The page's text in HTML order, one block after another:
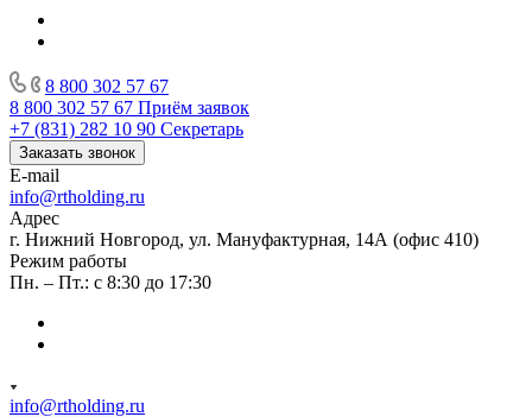
8 800 302 57 67
8 800 302 57 67 Приём заявок
+7 (831) 282 10 90 Секретарь
Заказать звонок
E-mail
info@rtholding.ru
Адрес
г. Нижний Новгород, ул. Мануфактурная, 14А (офис 410)
Режим работы
Пн. – Пт.: с 8:30 до 17:30
info@rtholding.ru